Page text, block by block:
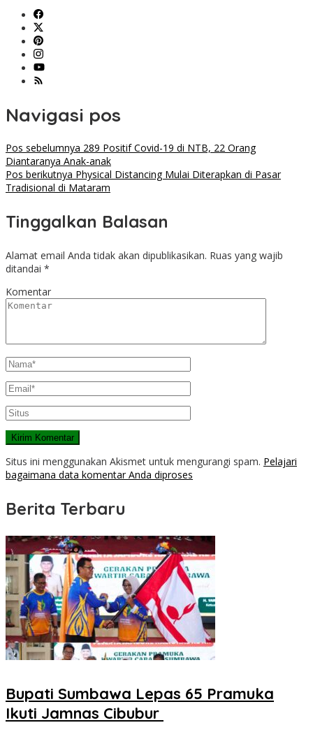
Navigasi pos
Pos sebelumnya 289 Positif Covid-19 di NTB, 22 Orang
Diantaranya Anak-anak
Pos berikutnya Physical Distancing Mulai Diterapkan di Pasar
Tradisional di Mataram
Tinggalkan Balasan
Alamat email Anda tidak akan dipublikasikan. Ruas yang wajib
ditandai *
Komentar
Situs ini menggunakan Akismet untuk mengurangi spam. Pelajari
bagaimana data komentar Anda diproses
Berita Terbaru
Bupati Sumbawa Lepas 65 Pramuka
Ikuti Jamnas Cibubur ‎